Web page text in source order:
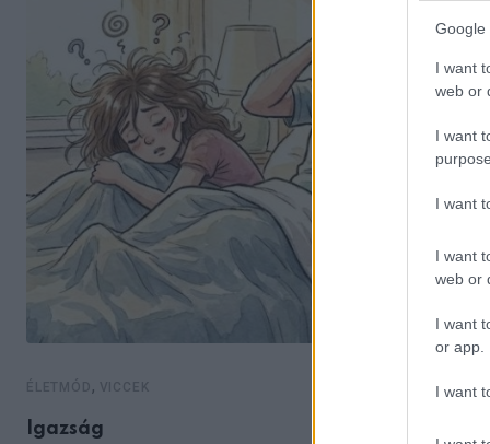
Google
I want
web or
I want
I want
I want
web or
I want
or app.
I want
,
Igazság